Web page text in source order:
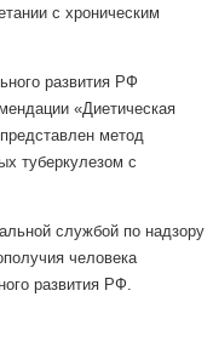
с хроническим
развития РФ
«Диетическая
метод
туберкулезом с
службой по надзору
человека
развития РФ.